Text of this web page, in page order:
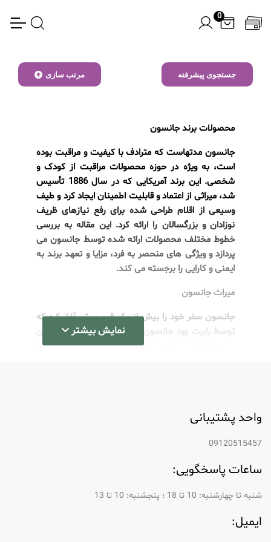
0
جستجوی پیشرفته مرتب سازی
محصولات برند جانسون
جانسون مدتهاست که مترادف با کیفیت و مراقبت بوده
است، به ویژه در حوزه محصولات مراقبت از کودک و
شخصی. این برند آمریکایی که در سال 1886 تأسیس
شد، میراثی از اعتماد و قابلیت اطمینان ایجاد کرد و طیف
وسیعی از اقلام طراحی شده برای رفع نیازهای ظریف
نوزادان و بزرگسالان را ارائه کرد. این مقاله به بررسی
خطوط مختلف محصولات ارائه شده توسط جانسون می
پردازد و ویژگی های منحصر به فرد، مزایا و تعهد برند به
ایمنی و کارایی را برجسته می کند.
میراث جانسون
جانسون سفر خود را بیش از یک قرن پیش آغاز کرد که
توسط رابرت وود جانسون و برادرانش تأسیس شد. این
برند به دلیل رویکرد نوآورانه خود در مراقبت از نوزاد، با
است و آن را به یک نام آشنا در سراسر جهان تبدیل
به ایمنی است. این برند از پروتکل‌های آزمایشی دقیق
محصولات با بالاترین استانداردهای ایمنی مطابقت
نمایش بیشتر
واحد پشتیبانی
09120515457
ساعات پاسخگویی:
شنبه تا چهارشنبه: 10 تا 18 ؛ پنجشنبه: 10 تا 13
ایمیل: